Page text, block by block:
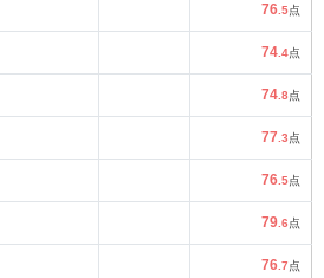
76 .5点
74 .4点
74 .8点
77 .3点
76 .5点
79 .6点
76 .7点